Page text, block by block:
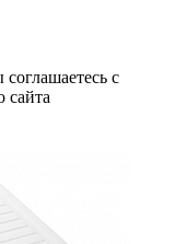
с
сайта